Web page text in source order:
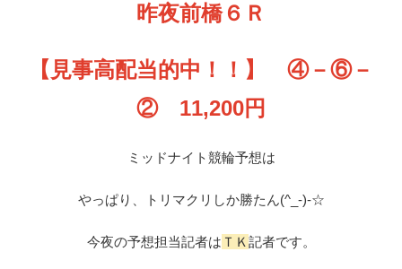
昨夜前橋６Ｒ
【見事高配当的中！！】 ④－⑥－
② 11,200円
ミッドナイト競輪予想は
やっぱり、トリマクリしか勝たん(^_-)-☆
今夜の予想担当記者は ＴＫ 記者です。